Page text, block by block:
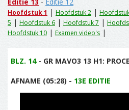
Hoofdstuk 1 | Hoofdstuk 2 |
5 | Hoofdstuk 6 | Hoofdstuk 7 |
Hoofdstuk 10 | Examen video's |
BLZ. 14- GR MAVO3 13 H1:
AFNAME (05:28) - 13E EDITIE